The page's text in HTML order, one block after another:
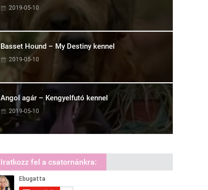
2019-05-10
Basset Hound – My Destiny kennel
2019-05-10
Angol agár – Kengyelfutó kennel
2019-05-10
Iratkozz fel a csatornánkra: